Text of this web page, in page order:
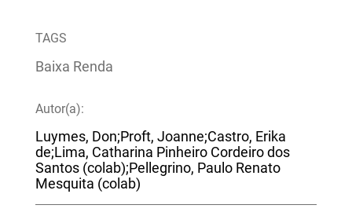
TAGS
Baixa Renda
Autor(a):
Luymes, Don;Proft, Joanne;Castro, Erika
de;Lima, Catharina Pinheiro Cordeiro dos
Santos (colab);Pellegrino, Paulo Renato
Mesquita (colab)